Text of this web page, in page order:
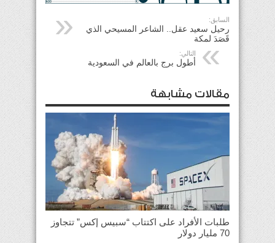
السابق:
رحيل سعيد عقل.. الشاعر المسيحي الذي
قَصَدَ لمكة
التالي:
أطول برج بالعالم في السعودية
مقالات مشابهة
طلبات الأفراد على اكتتاب “سبيس إكس” تتجاوز
70 مليار دولار